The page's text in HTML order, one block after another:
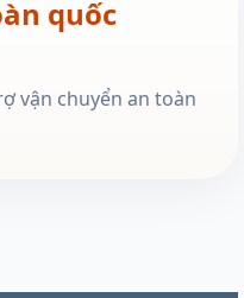
quốc
vận chuyển an toàn